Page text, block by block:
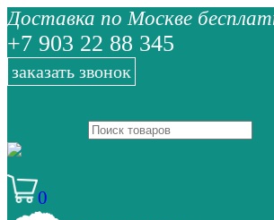
Доставка по Москве
+7 903 22 88 345
заказать звонок
0